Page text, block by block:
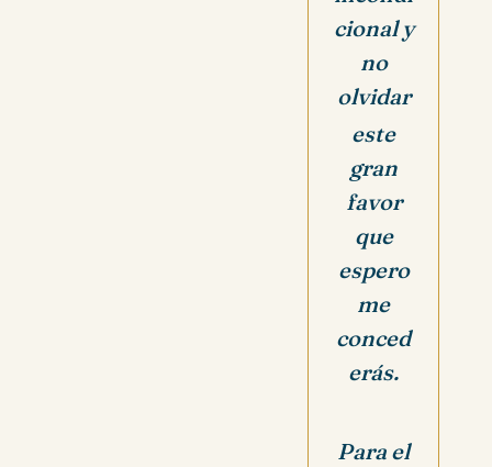
cional y
no
olvidar
este
gran
favor
que
espero
me
conced
erás.
Para el